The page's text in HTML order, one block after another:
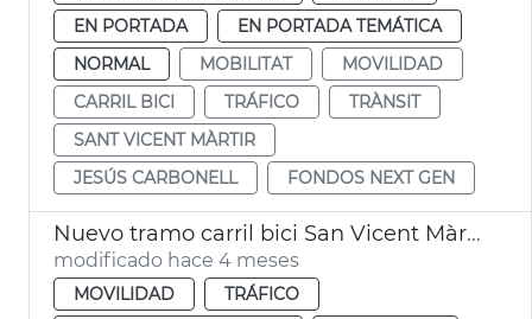
EN PORTADA
EN PORTADA TEMÁTICA
NORMAL
MOBILITAT
MOVILIDAD
CARRIL BICI
TRÁFICO
TRÀNSIT
SANT VICENT MÀRTIR
JESÚS CARBONELL
FONDOS NEXT GEN
Nuevo tramo carril bici San Vicent Màrtir València
modificado hace 4 meses
MOVILIDAD
TRÁFICO